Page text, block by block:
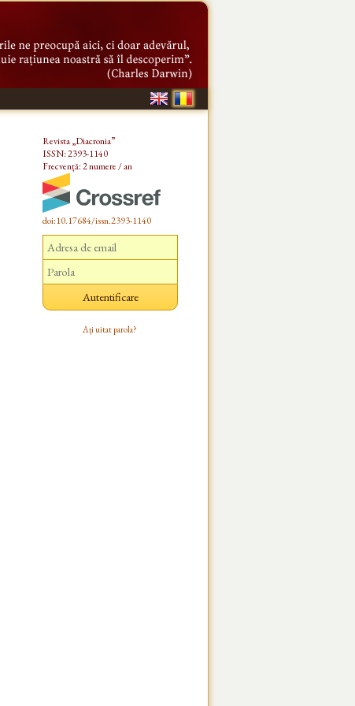
Revista „Diacronia”
ISSN: 2393-1140
Frecvență: 2 numere / an
doi:10.17684/issn.2393-1140
Ați uitat parola?